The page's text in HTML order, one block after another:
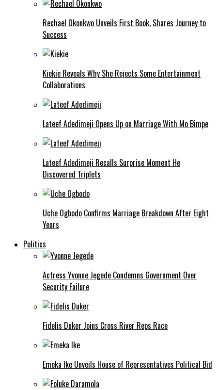
Rechael Okonkwo Unveils First Book, Shares Journey to
Success
Kiekie Reveals Why She Rejects Some Entertainment
Collaborations
Lateef Adedimeji Opens Up on Marriage With Mo Bimpe
Lateef Adedimeji Recalls Surprise Moment He
Discovered Triplets
Uche Ogbodo Confirms Marriage Breakdown After Eight
Years
Politics
Actress Yvonne Jegede Condemns Government Over
Security Failure
Fidelis Duker Joins Cross River Reps Race
Emeka Ike Unveils House of Representatives Political Bid